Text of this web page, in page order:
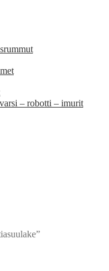
– robotti – imurit